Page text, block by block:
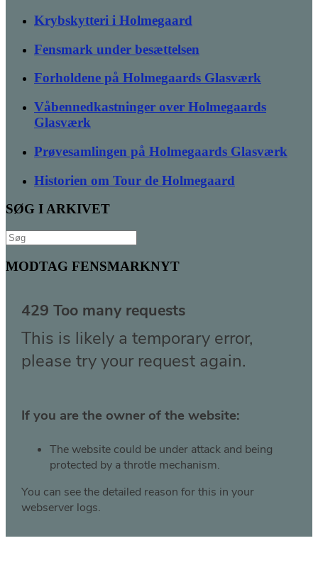
Krybskytteri i Holmegaard
Fensmark under besættelsen
Forholdene på Holmegaards Glasværk
Våbennedkastninger over Holmegaards
Glasværk
Prøvesamlingen på Holmegaards Glasværk
Historien om Tour de Holmegaard
SØG I ARKIVET
Søg
efter:
MODTAG FENSMARKNYT